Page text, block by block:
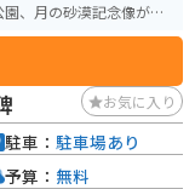
、月の砂漠記念像があ
い人にもオススメで
お気に入り
駐車： 駐車場あり
予算： 無料